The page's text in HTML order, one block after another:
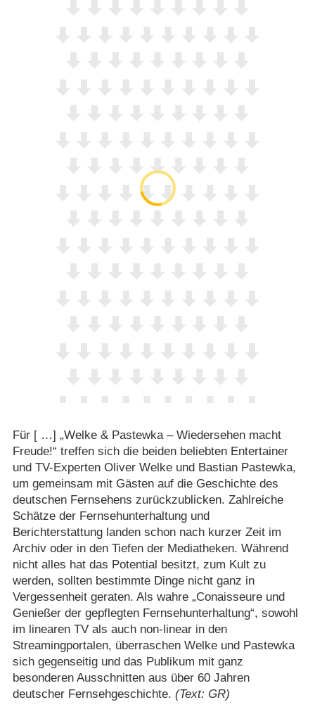
Für [ …] „Welke & Pastewka – Wiedersehen macht
Freude!“ treffen sich die beiden beliebten Entertainer
und TV-Experten Oliver Welke und Bastian Pastewka,
um gemeinsam mit Gästen auf die Geschichte des
deutschen Fernsehens zurückzublicken. Zahlreiche
Schätze der Fernsehunterhaltung und
Berichterstattung landen schon nach kurzer Zeit im
Archiv oder in den Tiefen der Mediatheken. Während
nicht alles hat das Potential besitzt, zum Kult zu
werden, sollten bestimmte Dinge nicht ganz in
Vergessenheit geraten. Als wahre „Conaisseure und
Genießer der gepflegten Fernsehunterhaltung“, sowohl
im linearen TV als auch non-linear in den
Streamingportalen, überraschen Welke und Pastewka
sich gegenseitig und das Publikum mit ganz
besonderen Ausschnitten aus über 60 Jahren
deutscher Fernsehgeschichte. (Text: GR)